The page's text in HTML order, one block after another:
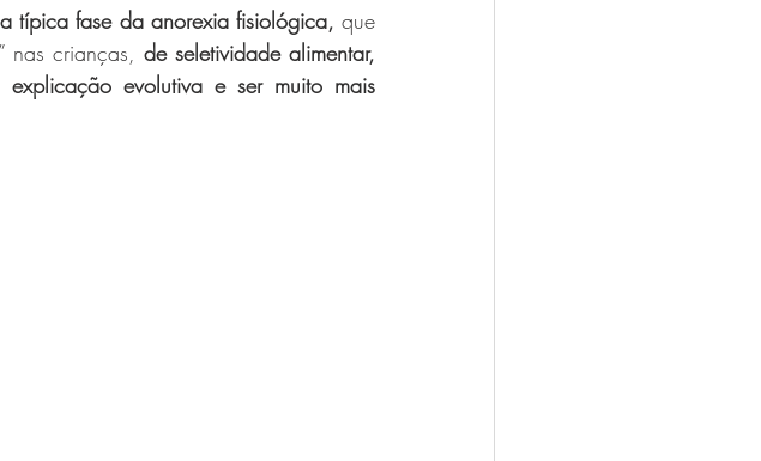
típica fase da anorexia fisiológica, que
nas crianças, de seletividade alimentar,
evolutiva e ser muito mais